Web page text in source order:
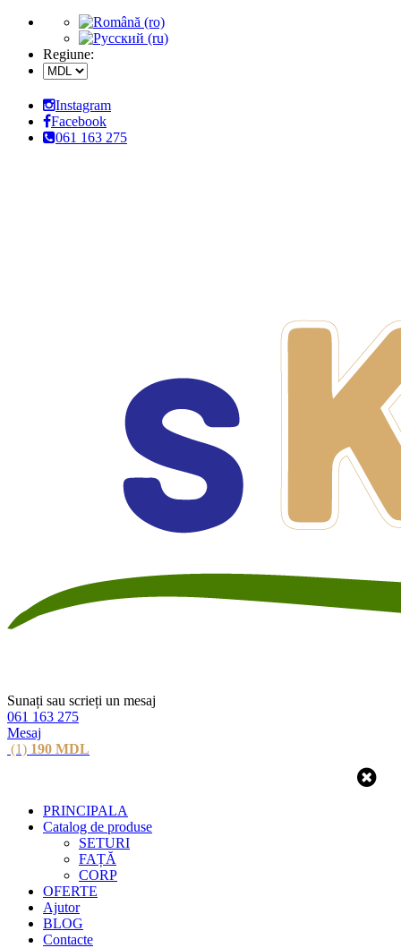
Regiune:
Instagram
Facebook
061 163 275
Sunați sau scrieți un mesaj
061 163 275
Mesaj
(1) 190 MDL
PRINCIPALA
Catalog de produse
SETURI
FAȚĂ
CORP
OFERTE
Ajutor
BLOG
Contacte